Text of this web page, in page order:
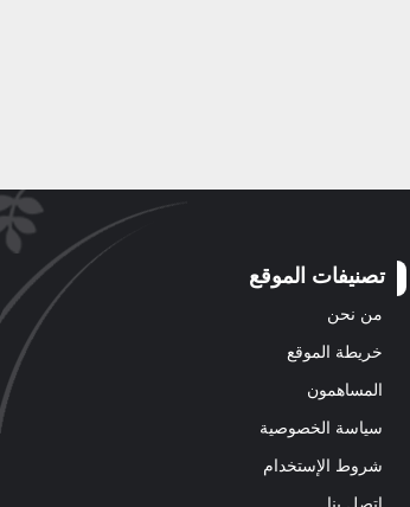
تصنيفات الموقع
من نحن
خريطة الموقع
المساهمون
سياسة الخصوصية
شروط الإستخدام